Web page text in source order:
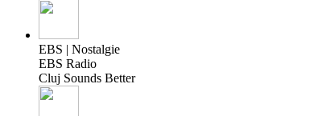
EBS | Nostalgie
EBS Radio
Cluj Sounds Better